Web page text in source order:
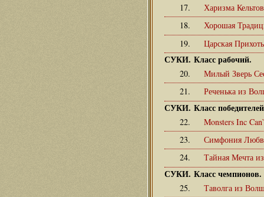
17. Харизма
18. Хорошая
19. Царская
СУКИ. Класс рабочий.
20. Милый Зверь
21. Реченька из
СУКИ. Класс
22. Monsters Inc
23. Симфония
24. Тайная Мечта
СУКИ. Класс чемпионов.
25. Таволга из